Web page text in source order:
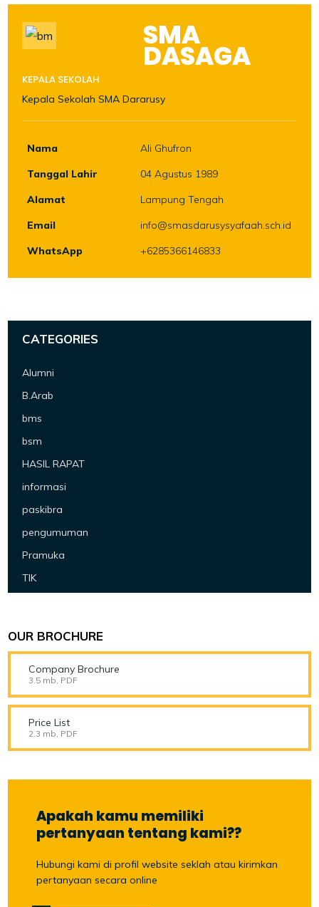
SMA
DASAGA
KEPALA SEKOLAH
Kepala Sekolah SMA Dararusy
Nama
Ali Ghufron
Tanggal Lahir
04 Agustus 1989
Alamat
Lampung Tengah
Email
info@smasdarusysyafaah.sch.id
WhatsApp
+6285366146833
CATEGORIES
Alumni
B.Arab
bms
bsm
HASIL RAPAT
informasi
paskibra
pengumuman
Pramuka
TIK
OUR BROCHURE
Company Brochure
3.5 mb, PDF
Price List
2.3 mb, PDF
Apakah kamu memiliki
pertanyaan tentang kami??
Hubungi kami di profil website seklah atau kirimkan
pertanyaan secara online